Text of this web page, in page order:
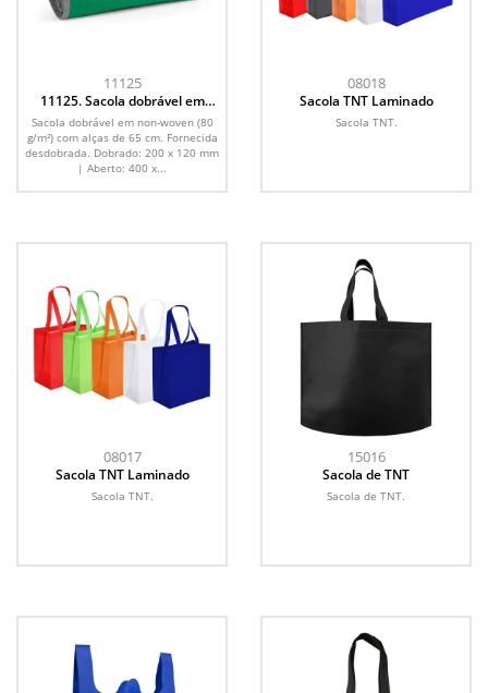
11125
11125. Sacola dobrável em
non-woven (80 g/m²)
Sacola dobrável em non-woven (80
g/m²) com alças de 65 cm. Fornecida
desdobrada. Dobrado: 200 x 120 mm
| Aberto: 400 x...
08018
Sacola TNT Laminado
Sacola TNT.
08017
Sacola TNT Laminado
Sacola TNT.
15016
Sacola de TNT
Sacola de TNT.